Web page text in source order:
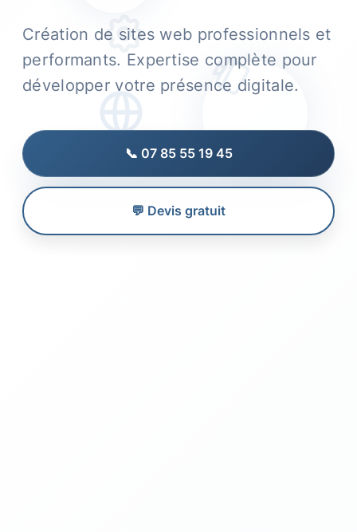
Création de sites web professionnels et
performants. Expertise complète pour
développer votre présence digitale.
📞 07 85 55 19 45
💬 Devis gratuit